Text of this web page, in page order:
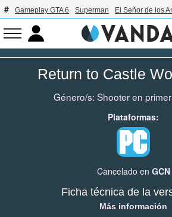
Gameplay GTA 6 Superman El Señor de los
Return to Castle
Género/s: Shooter en
Plataformas:
Cancelado en GCN
Ficha técnica de la
Más información